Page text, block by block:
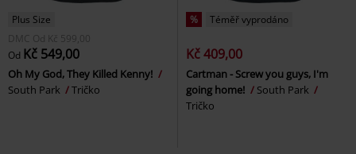
Plus Size
DMC Od Kč 599,00
Od Kč 549,00
Oh My God, They Killed Kenny!
South Park
Tričko
% Téměř vyprodáno
Kč 409,00
Cartman - Screw you guys, I'm
going home!
South Park
Tričko